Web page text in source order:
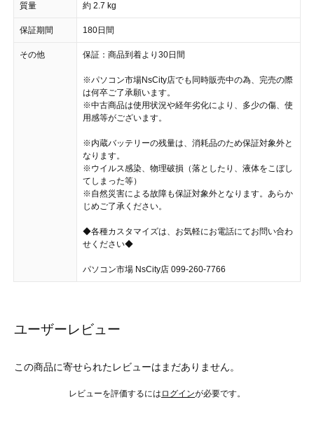
質量 約 2.7 kg
保証期間 180日間
その他 保証：商品到着より30日間
※パソコン市場NsCity店でも同時販売中の為、完売の際
は何卒ご了承願います。
※中古商品は使用状況や経年劣化により、多少の傷、使
用感等がございます。
※内蔵バッテリーの残量は、消耗品のため保証対象外と
なります。
※ウイルス感染、物理破損（落としたり、液体をこぼし
てしまった等）
※自然災害による故障も保証対象外となります。あらか
じめご了承ください。
◆各種カスタマイズは、お気軽にお電話にてお問い合わ
せください◆
パソコン市場 NsCity店 099-260-7766
ユーザーレビュー
この商品に寄せられたレビューはまだありません。
レビューを評価するには ログインが必要です。